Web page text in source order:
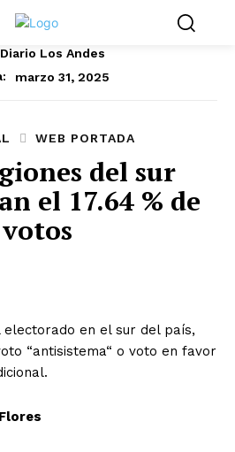
Diario Los Andes
marzo 31, 2025
WEB PORTADA
del sur
el 17.64 % de
votos
en el sur del país,
“antisistema“ o voto en favor